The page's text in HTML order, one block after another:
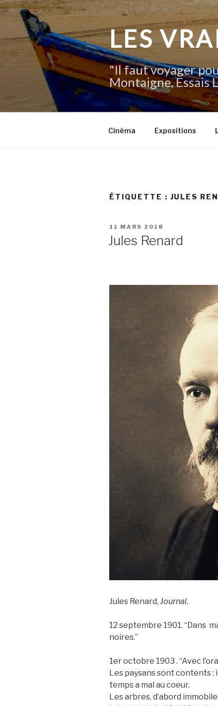
Aller
au
contenu
principal
LES
"Il faut voyager
Montaigne, Essais
Cinéma Expositions
ÉTIQUETTE : JULES
PUBLIÉ
11 MARS 2018
Jules Renard
Jules Renard, Journal.
12 septembre 1901. “Dans
noires.”
1er octobre 1903 . “Avec
Les paysans sont contents :
temps a mal au coeur.
Les arbres, d’abord